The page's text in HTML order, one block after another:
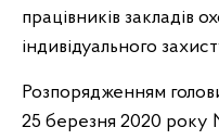
працівників закладів
індивідуального
Розпорядженням
25 березня 2020